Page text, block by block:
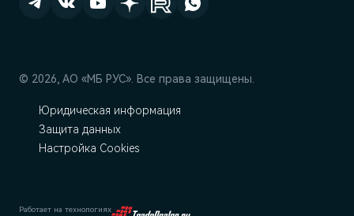
© 2026, АО «МБ РУС». Все права защищены.
Юридическая информация
Защита данных
Настройка Cookies
Работает на технологиях